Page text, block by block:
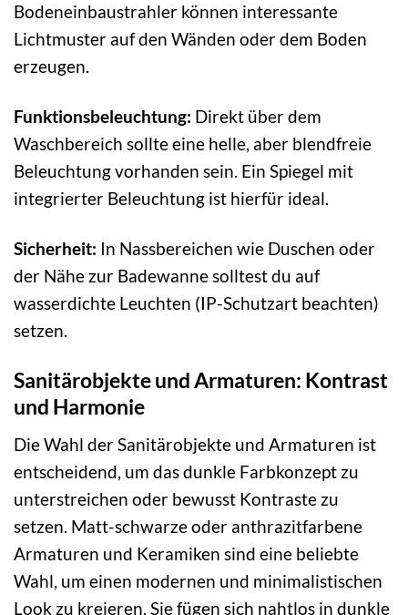
Bodeneinbaustrahler können interessante
Lichtmuster auf den Wänden oder dem Boden
erzeugen.
Funktionsbeleuchtung: Direkt über dem
Waschbereich sollte eine helle, aber blendfreie
Beleuchtung vorhanden sein. Ein Spiegel mit
integrierter Beleuchtung ist hierfür ideal.
Sicherheit: In Nassbereichen wie Duschen oder
der Nähe zur Badewanne solltest du auf
wasserdichte Leuchten (IP-Schutzart beachten)
setzen.
Sanitärobjekte und Armaturen: Kontrast
und Harmonie
Die Wahl der Sanitärobjekte und Armaturen ist
entscheidend, um das dunkle Farbkonzept zu
unterstreichen oder bewusst Kontraste zu
setzen. Matt-schwarze oder anthrazitfarbene
Armaturen und Keramiken sind eine beliebte
Wahl, um einen modernen und minimalistischen
Look zu kreieren. Sie fügen sich nahtlos in dunkle